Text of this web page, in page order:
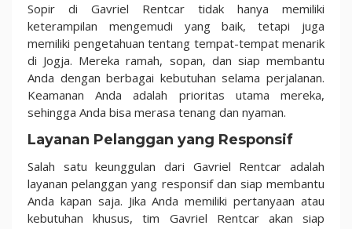
Sopir di Gavriel Rentcar tidak hanya memiliki
keterampilan mengemudi yang baik, tetapi juga
memiliki pengetahuan tentang tempat-tempat menarik
di Jogja. Mereka ramah, sopan, dan siap membantu
Anda dengan berbagai kebutuhan selama perjalanan.
Keamanan Anda adalah prioritas utama mereka,
sehingga Anda bisa merasa tenang dan nyaman.
Layanan Pelanggan yang Responsif
Salah satu keunggulan dari Gavriel Rentcar adalah
layanan pelanggan yang responsif dan siap membantu
Anda kapan saja. Jika Anda memiliki pertanyaan atau
kebutuhan khusus, tim Gavriel Rentcar akan siap